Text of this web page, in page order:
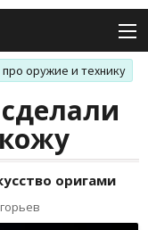
оружие и технику
оригами